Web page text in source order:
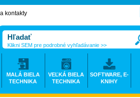
kontakty
Klikni SEM pre podrobné vyhľadávanie >>
MALÁ BIELA
TECHNIKA
VEĽKÁ BIELA
TECHNIKA
SOFTWARE, E-
KNIHY